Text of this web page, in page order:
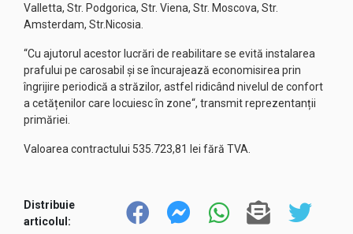
Valletta, Str. Podgorica, Str. Viena, Str. Moscova, Str.
Amsterdam, Str.Nicosia.
“Cu ajutorul acestor lucrări de reabilitare se evită instalarea
prafului pe carosabil și se încurajează economisirea prin
îngrijire periodică a străzilor, astfel ridicând nivelul de confort
a cetățenilor care locuiesc în zone“, transmit reprezentanții
primăriei.
Valoarea contractului 535.723,81 lei fără TVA.
Distribuie
articolul: